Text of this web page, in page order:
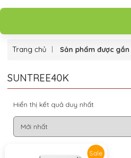
Trang chủ Sản phẩm được
SUNTREE40K
Hiển thị kết quả duy nhất
Sale